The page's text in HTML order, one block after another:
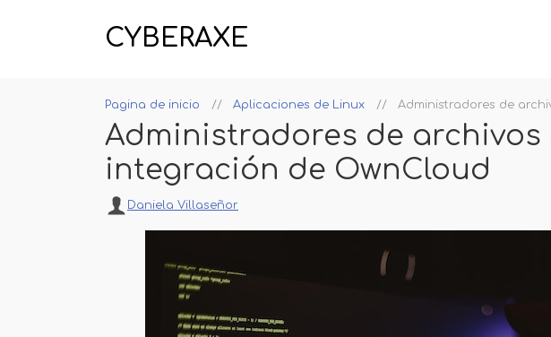
CYBERAXE
Pagina de inicio Aplicaciones de Linux Administradores de
Administradores de archivos
integración de OwnCloud
Daniela Villaseñor